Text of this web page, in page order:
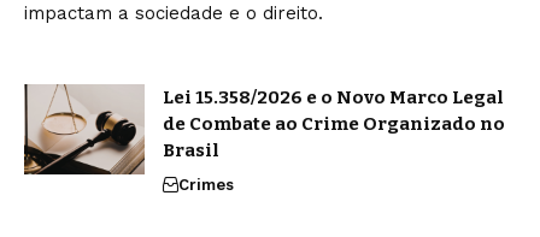
impactam a sociedade e o direito.
Lei 15.358/2026 e o Novo Marco Legal
de Combate ao Crime Organizado no
Brasil
Crimes